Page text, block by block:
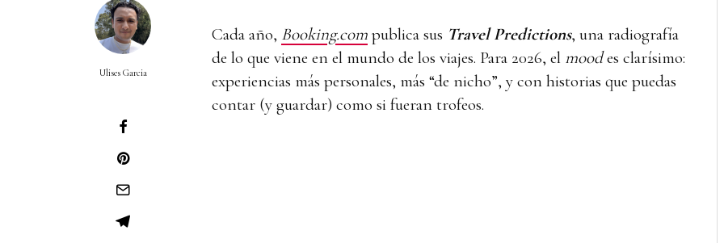
Ulises Garcia
Cada año, Booking.com publica sus Travel Predictions, una radiografía
de lo que viene en el mundo de los viajes. Para 2026, el moodes clarísimo:
experiencias más personales, más “de nicho”, y con historias que puedas
contar (y guardar) como si fueran trofeos.